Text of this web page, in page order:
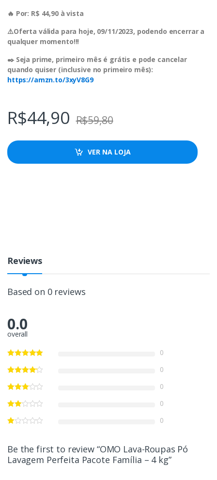
🔥 Por: R$ 44,90 à vista
⚠️Oferta válida para hoje, 09/11/2023, podendo encerrar a
qualquer momento!!!
✒️ Seja prime, primeiro mês é grátis e pode cancelar
quando quiser (inclusive no primeiro mês):
https://amzn.to/3xyV8G9
R$44,90 R$59,80
VER NA LOJA
Reviews
Based on 0 reviews
0.0
overall
0
0
0
0
0
Be the first to review “OMO Lava-Roupas Pó
Lavagem Perfeita Pacote Família – 4 kg”